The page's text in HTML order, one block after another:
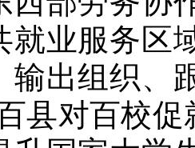
就业服务区
输出组织、
县对百校